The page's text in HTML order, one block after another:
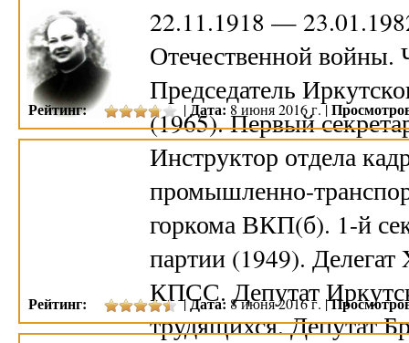
22.11.1918 —
Отечественной
Председатель
(1965). Первый
Инструктор отдела
промышленно-
горкома ВКП(б). 1-й
партии (1949).
КПСС. Депутат
трудящихся. Депутат
Рейтинг: |Дата:8 июня 2016 г. |
Рейтинг: |Дата: 8 июня 2016 г. |